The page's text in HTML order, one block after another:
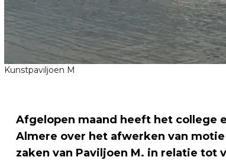
Kunstpaviljoen M
Afgelopen maand heeft het college
Almere over het afwerken van
zaken van Paviljoen M. in relatie